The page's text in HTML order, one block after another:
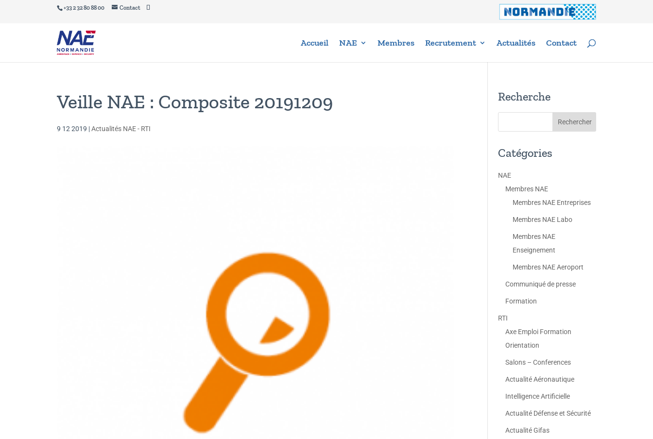
+33 2 32 80 88 00 Contact
Accueil NAE Membres Recrutement Actualités Contact
Veille NAE : Composite 20191209
9 12 2019 |Actualités NAE - RTI
Recherche
Catégories
NAE
Membres NAE
Membres NAE Entreprises
Membres NAE Labo
Membres NAE
Enseignement
Membres NAE Aeroport
Communiqué de presse
Formation
RTI
Axe Emploi Formation
Orientation
Salons – Conferences
Actualité Aéronautique
Intelligence Artificielle
Actualité Défense et Sécurité
Actualité Gifas